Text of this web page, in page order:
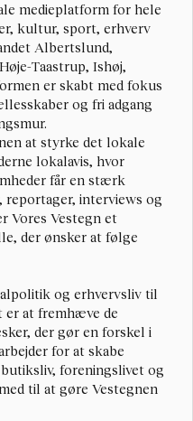
medieplatform for hele
kultur, sport, erhverv
Albertslund,
Taastrup, Ishøj,
er skabt med fokus
og fri adgang
at styrke det lokale
lokalavis, hvor
får en stærk
reportager, interviews og
Vores Vestegn et
der ønsker at følge
og erhvervsliv til
at fremhæve de
der gør en forskel i
for at skabe
foreningslivet og
til at gøre Vestegnen